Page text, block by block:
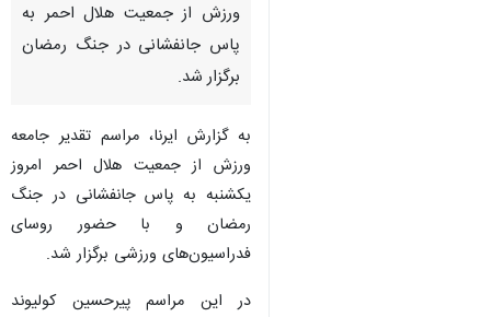
ورزش از جمعیت هلال احمر به
پاس جانفشانی در جنگ رمضان
برگزار شد.
به گزارش ایرنا، مراسم تقدیر جامعه
ورزش از جمعیت هلال احمر امروز
یکشنبه به پاس جانفشانی در جنگ
رمضان و با حضور روسای
فدراسیون‌های ورزشی برگزار شد.
در این مراسم پیرحسین کولیوند